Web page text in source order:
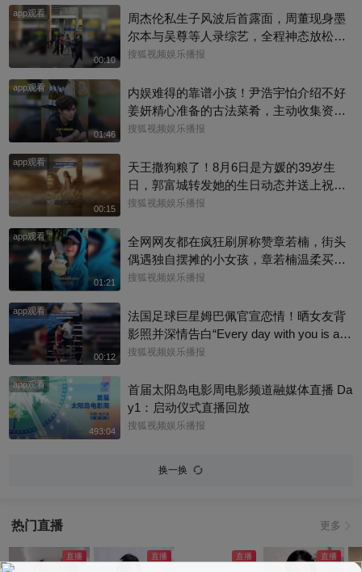
app观看
00:10
周杰伦私生子风波后首露面，周董现身墨
尔本与吴尊等人录综艺，全程神态放松、
有说有笑，还主动向路人打招呼，完全没
杰威尔已发声明追责，清者自清#周杰伦
搜狐视频娱乐播报
app观看
01:46
内娱难得的靠谱小孩！尹浩宇怕介绍不好
姜妍精心准备的古法菜肴，主动收集资料
做PDF菜单，标注菜品地域背景配图，连
中餐厅这个暖心片段！#尹浩宇 #姜妍
搜狐视频娱乐播报
app观看
00:15
天王撒狗粮了！8月6日是方媛的39岁生
日，郭富城转发她的生日动态并送上祝
福：“祝老婆生日快乐，身体健康，心想事
甜蜜幸福~
搜狐视频娱乐播报
app观看
01:21
全网网友都在疯狂刷屏称赞章若楠，街头
偶遇独自摆摊的小女孩，章若楠温柔买下
全部小羊，全程弯腰平视小朋友，一举一
包，是她照顾到小孩的自尊心，平等对
待，善意又体面，这种细碎的善意真的很
圈粉～@星同事 @搜狐综艺 @明星狐 #章
搜狐视频娱乐播报
app观看
00:12
法国足球巨星姆巴佩官宣恋情！晒女友背
影照并深情告白“Every day with you is a s
unny day. 有你在的每一天 都是晴天”，据
西托，出演《名校风暴》，祝福祝福~@搜
狐体育 @搜狐跑步 @小申小申
搜狐视频娱乐播报
app观看
493:04
首届太阳岛电影周电影频道融媒体直播 Da
y1：启动仪式直播回放
搜狐视频娱乐播报
换一换
热门直播 更多